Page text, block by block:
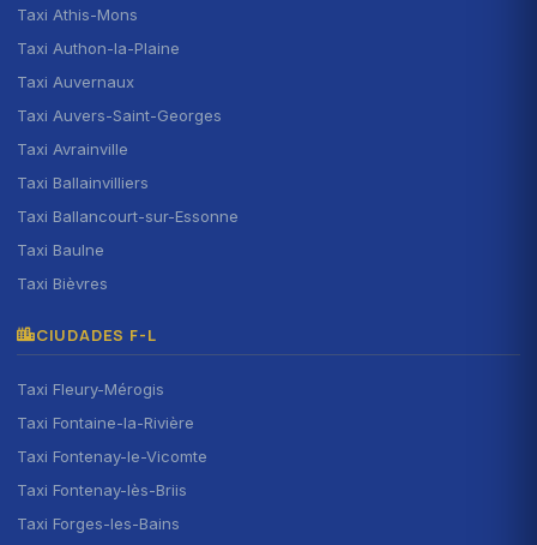
Taxi Athis-Mons
Taxi Authon-la-Plaine
Taxi Auvernaux
Taxi Auvers-Saint-Georges
Taxi Avrainville
Taxi Ballainvilliers
Taxi Ballancourt-sur-Essonne
Taxi Baulne
Taxi Bièvres
CIUDADES F-L
Taxi Fleury-Mérogis
Taxi Fontaine-la-Rivière
Taxi Fontenay-le-Vicomte
Taxi Fontenay-lès-Briis
Taxi Forges-les-Bains